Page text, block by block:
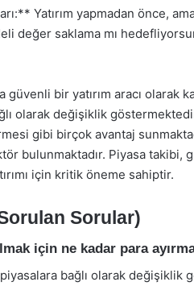
Yatırım yapmadan önce,
değer saklama mı
güvenli bir yatırım aracı olarak
olarak değişiklik
gibi birçok avantaj
bulunmaktadır. Piyasa takibi,
için kritik öneme sahiptir.
Sorular)
için ne kadar para
piyasalara bağlı olarak